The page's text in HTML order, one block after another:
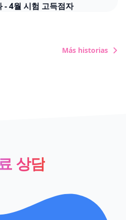
- 4월 시험 고득점자
객 리뷰 - 영어 및 프랑스어🇫🇷
Más historias
상담